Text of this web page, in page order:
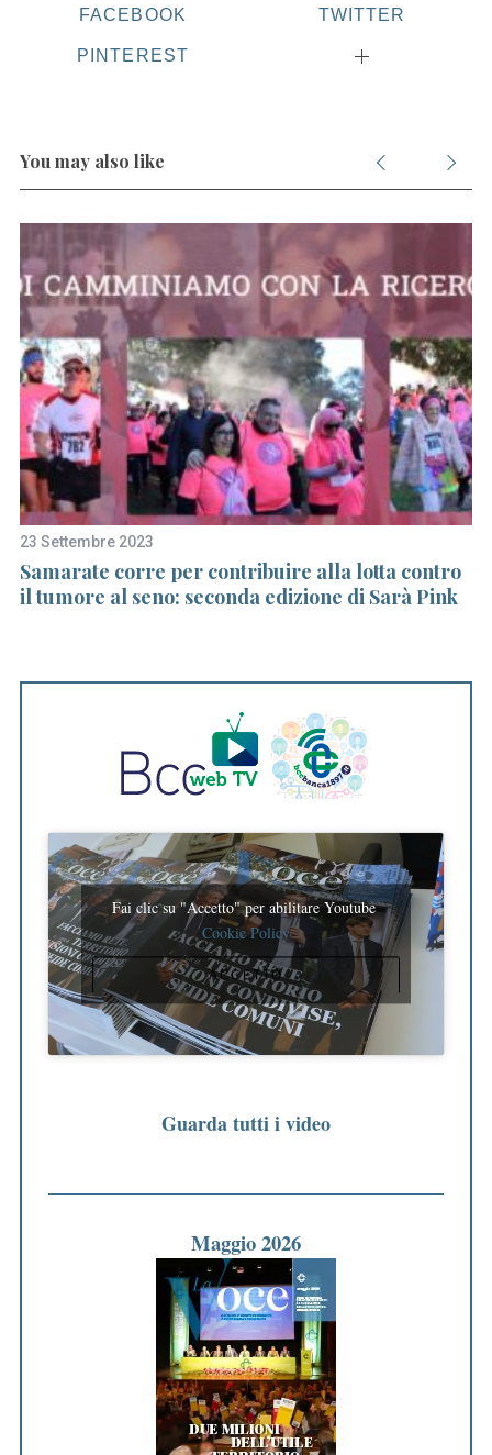
FACEBOOK TWITTER
PINTEREST
You may also like
23 Settembre 2023
Samarate corre per contribuire alla lotta contro
il tumore al seno: seconda edizione di Sarà Pink
Fai clic su "Accetto" per abilitare Youtube
Cookie Policy
ACCETTO
Guarda tutti i video
Maggio 2026
: